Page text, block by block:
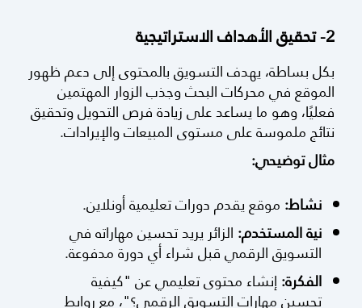
2- تحقيق الأهداف الاستراتيجية
بكل بساطة، يهدف التسويق بالمحتوى إلى دعم ظهور
الموقع في محركات البحث وجذب الزوار المهتمين
فعليًا، وهو ما يساعد على زيادة فرص التحويل وتحقيق
نتائج ملموسة على مستوى المبيعات والإيرادات.
مثال توضيحي:
نشاط: موقع يقدم دورات تعليمية أونلاين.
نية المستخدم: الزائر يريد تحسين مهاراته في
التسويق الرقمي قبل شراء أي دورة مدفوعة.
الفكرة:إنشاء محتوى تعليمي عن "كيفية
تحسين مهارات التسويق الرقمي؟"، مع روابط